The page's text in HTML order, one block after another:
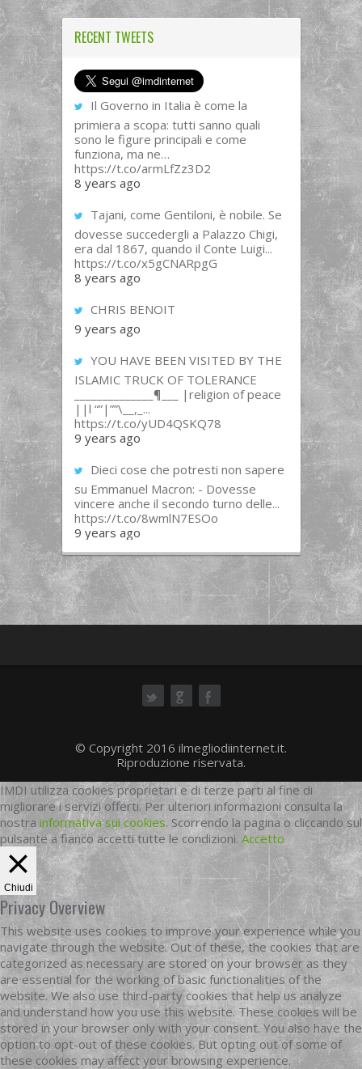
RECENT TWEETS
Il Governo in Italia è come la
primiera a scopa: tutti sanno quali
sono le figure principali e come
funziona, ma ne…
https://t.co/armLfZz3D2
8 years ago
Tajani, come Gentiloni, è nobile. Se
dovesse succedergli a Palazzo Chigi,
era dal 1867, quando il Conte Luigi...
https://t.co/x5gCNARpgG
8 years ago
CHRIS BENOIT
9 years ago
YOU HAVE BEEN VISITED BY THE
ISLAMIC TRUCK OF TOLERANCE
______________¶___ |religion of peace
||l “”|””\__,_...
https://t.co/yUD4QSKQ78
9 years ago
Dieci cose che potresti non sapere
su Emmanuel Macron: - Dovesse
vincere anche il secondo turno delle...
https://t.co/8wmlN7ESOo
9 years ago
© Copyright 2016 ilmegliodiinternet.it.
Riproduzione riservata.
IMDI utilizza cookies proprietari e di terze parti al fine di
migliorare i servizi offerti. Per ulteriori informazioni consulta la
nostra informativa sui cookies. Scorrendo la pagina o cliccando sul
pulsante a fianco accetti tutte le condizioni. Accetto
Chiudi
Privacy Overview
This website uses cookies to improve your experience while you
navigate through the website. Out of these, the cookies that are
categorized as necessary are stored on your browser as they
are essential for the working of basic functionalities of the
website. We also use third-party cookies that help us analyze
and understand how you use this website. These cookies will be
stored in your browser only with your consent. You also have the
option to opt-out of these cookies. But opting out of some of
these cookies may affect your browsing experience.